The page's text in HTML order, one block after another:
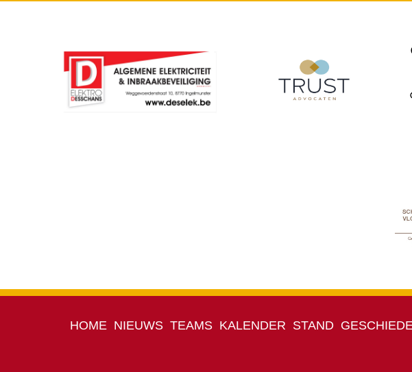
HOME NIEUWS TEAMS KALENDER STAND